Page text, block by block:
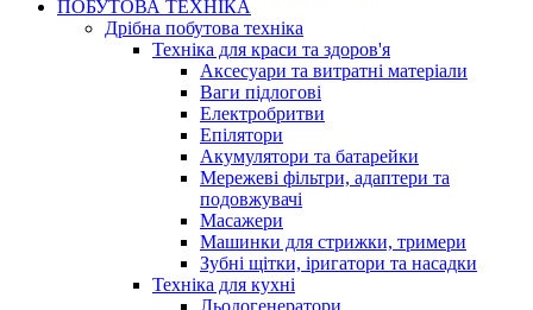
ПОБУТОВА ТЕХНІКА
Дрібна побутова техніка
Техніка для краси та здоров'я
Аксесуари та витратні матеріали
Ваги підлогові
Електробритви
Епілятори
Акумулятори та батарейки
Мережеві фільтри, адаптери та
подовжувачі
Масажери
Машинки для стрижки, тримери
Зубні щітки, іригатори та насадки
Техніка для кухні
Льодогенератори